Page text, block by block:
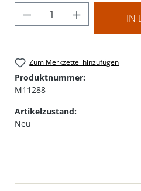
Produkt Anzahl: IN
Zum Merkzettel hinzufügen
Produktnummer:
M11288
Artikelzustand:
Neu